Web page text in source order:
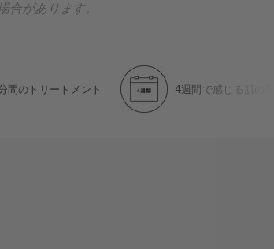
があります。
トリートメント 4週間で感じる肌の変化